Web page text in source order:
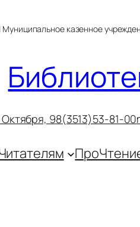
казенное
98(3513)53-81-00